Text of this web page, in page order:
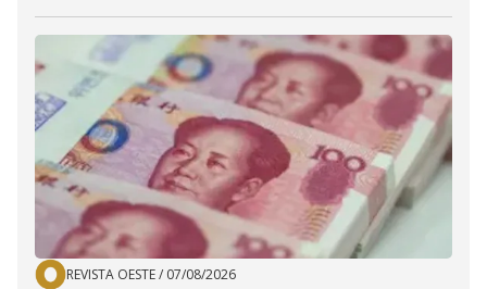
REVISTA OESTE/ 07/08/2026